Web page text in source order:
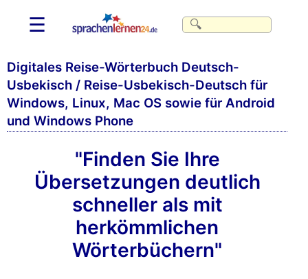
☰
Digitales Reise-Wörterbuch Deutsch-
Usbekisch / Reise-Usbekisch-Deutsch für
Windows, Linux, Mac OS sowie für Android
und Windows Phone
"Finden Sie Ihre
Übersetzungen deutlich
schneller als mit
herkömmlichen
Wörterbüchern"